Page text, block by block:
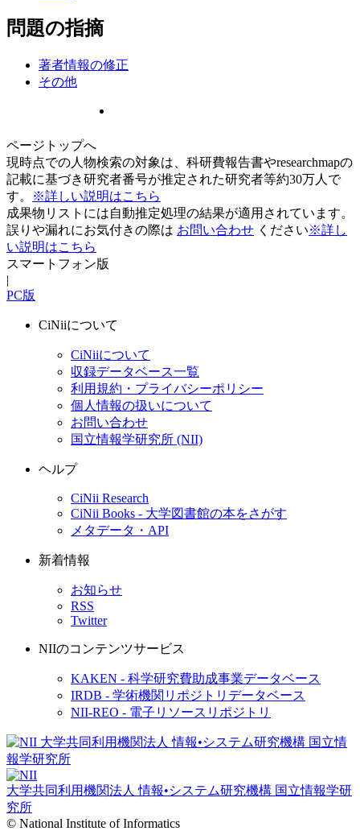
問題の指摘
著者情報の修正
その他
ページトップへ
現時点での人物検索の対象は、科研費報告書やresearchmapの
記載に基づき研究者番号が推定された研究者等約30万人で
す。
※詳しい説明はこちら
成果物リストには自動推定処理の結果が適用されています。
誤りや漏れにお気付きの際は お問い合わせ ください※詳し
い説明はこちら
スマートフォン版
|
PC版
CiNiiについて
CiNiiについて
収録データベース一覧
利用規約・プライバシーポリシー
個人情報の扱いについて
お問い合わせ
国立情報学研究所 (NII)
ヘルプ
CiNii Research
CiNii Books - 大学図書館の本をさがす
メタデータ・API
新着情報
お知らせ
RSS
Twitter
NIIのコンテンツサービス
KAKEN - 科学研究費助成事業データベース
IRDB - 学術機関リポジトリデータベース
NII-REO - 電子リソースリポジトリ
大学共同利用機関法人 情報•システム研究機構 国立情報学研
究所
© National Institute of Informatics